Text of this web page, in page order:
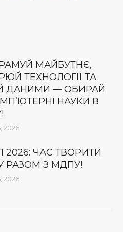
МАЙБУТНЄ,
ТЕХНОЛОГІЇ ТА
ДАНИМИ — ОБИРАЙ
НАУКИ В
2026
2026: ЧАС ТВОРИТИ
РАЗОМ З МДПУ!
2026